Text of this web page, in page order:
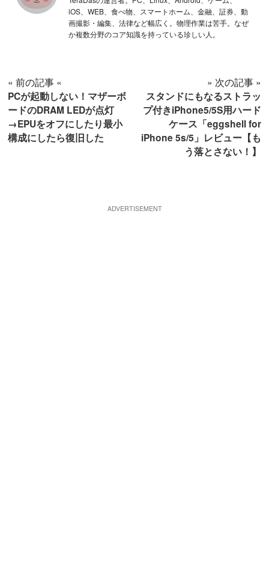
iOS、WEB、食べ物、スマートホーム、金融、証券、動
画撮影・編集、法律など幅広く。物理作業は苦手。なぜ
か複数分野のコア知識を持っている珍しい人。
« 前の記事 «
PCが起動しない！マザーボ
ードのDRAM LEDが点灯
→EPUをオフにしたり最小
構成にしたら復旧した
» 次の記事 »
スタンドにもなるストラッ
プ付きiPhone5/5S用ハード
ケース「eggshell for
iPhone 5s/5」レビュー【も
う落とさない！】